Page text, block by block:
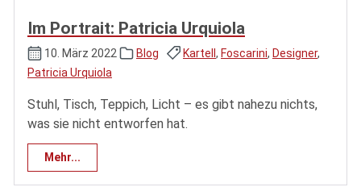
Im Portrait: Patricia Urquiola
10. März 2022 Blog Kartell , Foscarini, Designer,
Patricia Urquiola
Stuhl, Tisch, Teppich, Licht – es gibt nahezu nichts,
was sie nicht entworfen hat.
Mehr...